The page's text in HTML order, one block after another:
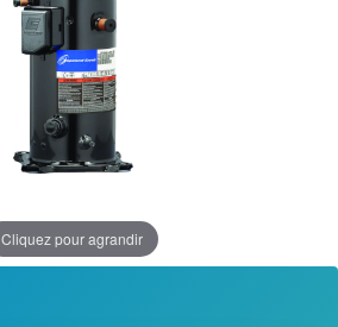
Cliquez pour agrandir